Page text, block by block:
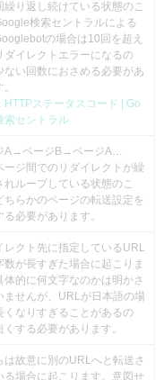
繰り返し続けている状態のこ
検索セントラルによる
の場合は10回を超え
ダイレクトエラーになるの
ない回数におさめる必要があ
HTTPステータスコード | Go
索セントラル
A→ページB→ページA…
ージ間でのリダイレクトが繰
れループしている状態のこ
ちらかのページの転送設定を
る必要があります。
レクト先に指定しているURL
数が長すぎた場合に起こりま
体的に何文字なのかは明かさ
ませんが、URLが日本語の場
くなりすぎることがあるの
くする必要があります。
は故意に別のURLへと転送さ
る場合に起こります。意図せ